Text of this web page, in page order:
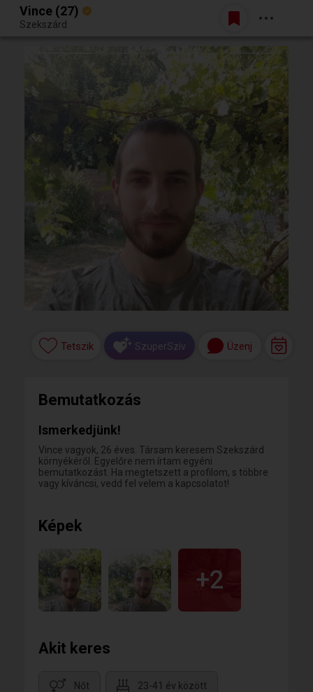
Egy jó randiból bármi lehet.
Belépés
Vince (27)
Szekszárd
Tetszik SzuperSzív Üzenj
Bemutatkozás
Ismerkedjünk!
Vince vagyok, 26 éves. Társam keresem Szekszárd
környékéről. Egyelőre nem írtam egyéni
bemutatkozást. Ha megtetszett a profilom, s többre
vagy kíváncsi, vedd fel velem a kapcsolatot!
Képek
+2
Akit keres
Nőt 23-41 év között